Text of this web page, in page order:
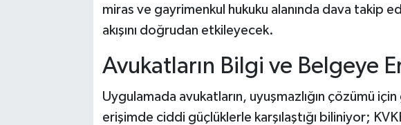
miras ve gayrimenkul hukuku alanında dava takip
akışını doğrudan etkileyecek.
Avukatların Bilgi ve Belgeye
Uygulamada avukatların, uyuşmazlığın çözümü
erişimde ciddi güçlüklerle karşılaştığı biliniyor;